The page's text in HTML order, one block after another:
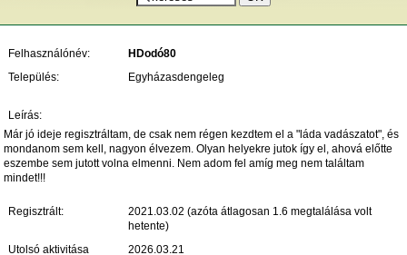
Felhasználónév:
HDodó80
Település:
Egyházasdengeleg
Leírás:
Már jó ideje regisztráltam, de csak nem régen kezdtem el a "láda vadászatot", és
mondanom sem kell, nagyon élvezem. Olyan helyekre jutok így el, ahová előtte
eszembe sem jutott volna elmenni. Nem adom fel amíg meg nem találtam
mindet!!!
Regisztrált:
2021.03.02 (azóta átlagosan 1.6 megtalálása volt
hetente)
Utolsó aktivitása
2026.03.21